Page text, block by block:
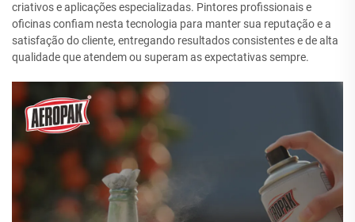
criativos e aplicações especializadas. Pintores profissionais e
oficinas confiam nesta tecnologia para manter sua reputação e a
satisfação do cliente, entregando resultados consistentes e de alta
qualidade que atendem ou superam as expectativas sempre.